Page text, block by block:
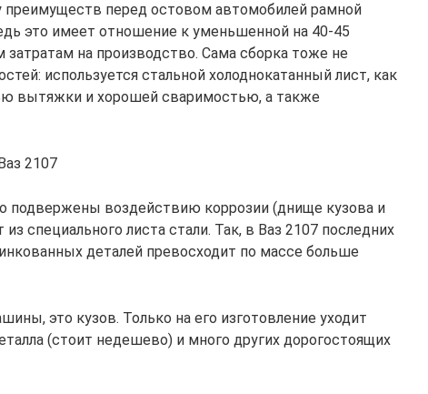
преимуществ перед остовом автомобилей рамной
это имеет отношение к уменьшенной на 40-45
на производство. Сама сборка тоже не
используется стальной холоднокатанный лист, как
вытяжки и хорошей сваримостью, а также
2107
подвержены воздействию коррозии (днище кузова и
специального листа стали. Так, в Ваз 2107 последних
деталей превосходит по массе больше
это кузов. Только на его изготовление уходит
(стоит недешево) и много других дорогостоящих